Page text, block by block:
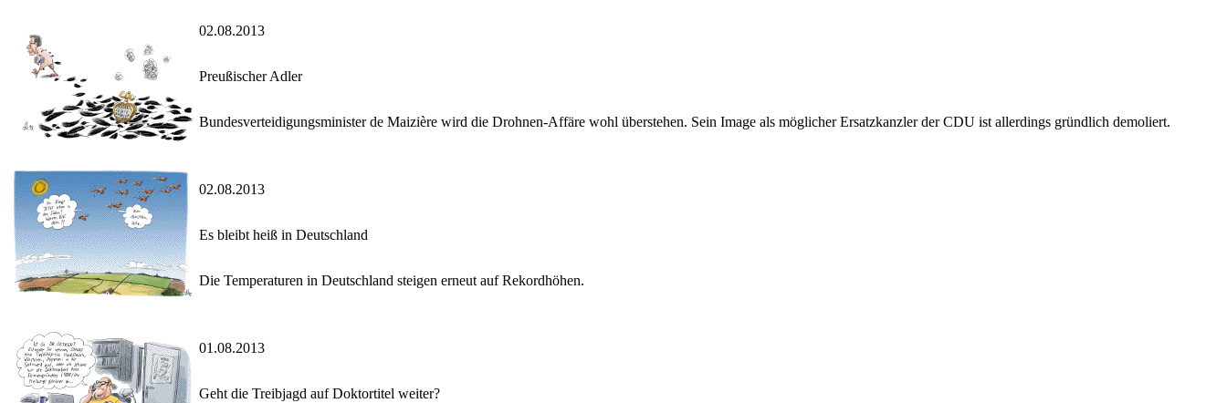
02.08.2013
Preußischer Adler
Bundesverteidigungsminister de Maizière wird die Drohnen-Affäre wohl überstehen. Sein Image als möglicher Ersatzkanzler der CDU ist allerdings gründlich demoliert.
02.08.2013
Es bleibt heiß in Deutschland
Die Temperaturen in Deutschland steigen erneut auf Rekordhöhen.
01.08.2013
Geht die Treibjagd auf Doktortitel weiter?